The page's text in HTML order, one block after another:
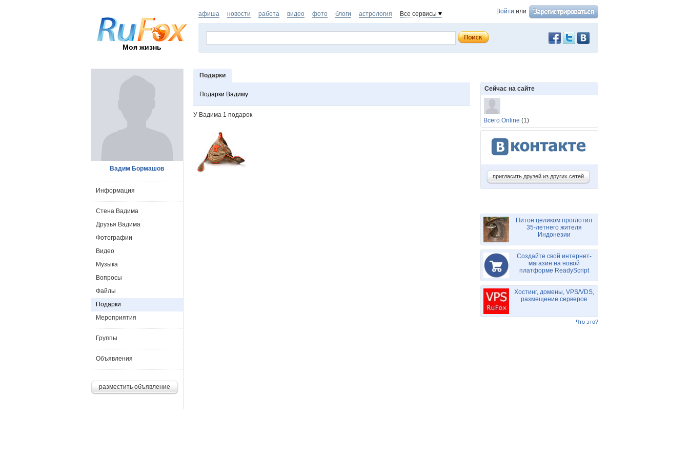
Моя жизнь
Войти или
афиша новости работа видео фото блоги астрология Все сервисы
Подарки
Подарки Вадиму
У Вадима 1 подарок
Вадим Бормашов
Информация
Стена Вадима
Друзья Вадима
Фотографии
Видео
Музыка
Вопросы
Файлы
Подарки
Мероприятия
Группы
Объявления
разместить объявление
Сейчас на сайте
Всего Online (1)
пригласить друзей из других сетей
Питон целиком проглотил
35-летнего жителя
Индонезии
Создайте свой интернет-
магазин на новой
платформе ReadyScript
Хостинг, домены, VPS/VDS,
размещение серверов
Что это?